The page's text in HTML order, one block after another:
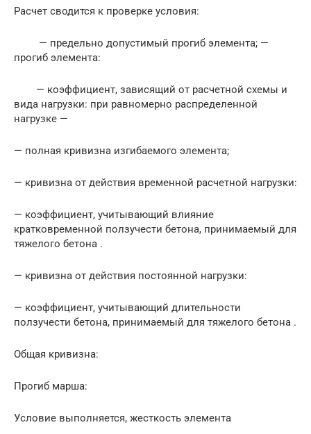
Расчет сводится к проверке условия:
— предельно допустимый прогиб элемента; —
прогиб элемента:
— коэффициент, зависящий от расчетной схемы и
вида нагрузки: при равномерно распределенной
нагрузке —
— полная кривизна изгибаемого элемента;
— кривизна от действия временной расчетной нагрузки:
— коэффициент, учитывающий влияние
кратковременной ползучести бетона, принимаемый для
тяжелого бетона .
— кривизна от действия постоянной нагрузки:
— коэффициент, учитывающий длительности
ползучести бетона, принимаемый для тяжелого бетона .
Общая кривизна:
Прогиб марша:
Условие выполняется, жесткость элемента